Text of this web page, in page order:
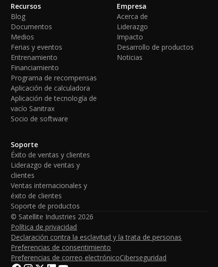
Recursos
Blog
Documentos
Medios
Ferias y eventos
Entrenamiento
Financiamiento
Programa de recompensas
Aplicación de calculadora
Aplicación de tecnología de
vacío Sanitrax
Socio de software
Empresa
Acerca de
Liderazgo
Impacto
Desarrollo de productos
Noticias
Soporte
Éxito de ventas y clientes
Liderazgo de ventas y
clientes
Ventas internacionales y
éxito de clientes
Soporte de productos
© Satellite Industries 2026
Política de privacidad
Declaración contra la esclavitud y la trata de personas
Preferencias de consentimiento
Preferencias de correo electrónicoCiberseguridad